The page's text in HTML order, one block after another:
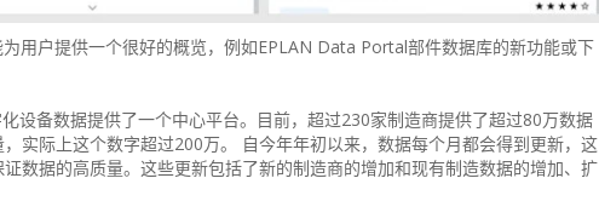
用户提供一个很好的概览，例如EPLAN Data Portal部件数据库的新功能或下
设备数据提供了一个中心平台。目前，超过230家制造商提供了超过80万数据
实际上这个数字超过200万。 自今年年初以来，数据每个月都会得到更新，这
数据的高质量。这些更新包括了新的制造商的增加和现有制造数据的增加、扩